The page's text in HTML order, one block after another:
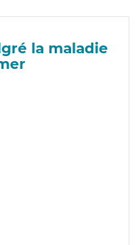
la maladie